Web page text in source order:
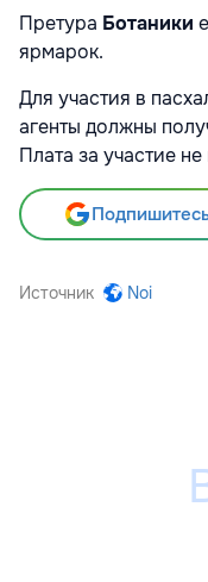
Претура Ботаники
ярмарок.
Для участия в
агенты должны
Плата за участие
Источник Noi